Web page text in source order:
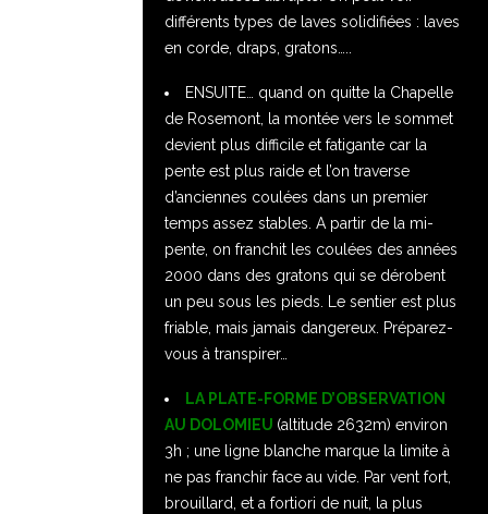
différents types de laves solidifiées : laves
en corde, draps, gratons…..
ENSUITE… quand on quitte la Chapelle
de Rosemont, la montée vers le sommet
devient plus difficile et fatigante car la
pente est plus raide et l’on traverse
d’anciennes coulées dans un premier
temps assez stables. A partir de la mi-
pente, on franchit les coulées des années
2000 dans des gratons qui se dérobent
un peu sous les pieds. Le sentier est plus
friable, mais jamais dangereux. Préparez-
vous à transpirer…
LA PLATE-FORME D’OBSERVATION
AU DOLOMIEU (altitude 2632m) environ
3h ; une ligne blanche marque la limite à
ne pas franchir face au vide. Par vent fort,
brouillard, et a fortiori de nuit, la plus